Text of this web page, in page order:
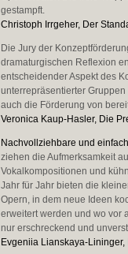
gestampft.
Christoph Irrgeher, Der
Die Jury der
dramaturgischen Reflexion
entscheidender Aspekt des
unterrepräsentierter
auch die Förderung von
Veronica Kaup-Hasler, Die
Nachvollziehbare und
ziehen die Aufmerksamkeit
Vokalkompositionen und
Jahr für Jahr bieten die
Opern, in dem neue Ideen
erweitert werden und wo vor
nur erschreckend und
Evgeniia Lianskaya-Lininger,